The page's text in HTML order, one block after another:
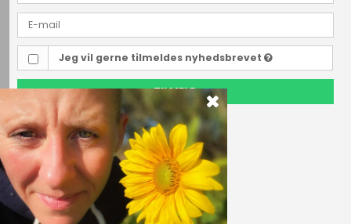
Jeg vil gerne tilmeldes nyhedsbrevet
TILMELD
Outdoor i Centrum
Perlegade 44
6400 Sønderborg, Danmark
Telefonnr.